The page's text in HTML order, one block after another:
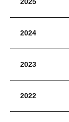
2024
2023
2022